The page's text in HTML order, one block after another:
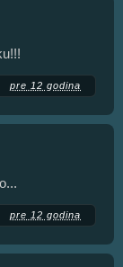
pre 12 godina
pre 12 godina